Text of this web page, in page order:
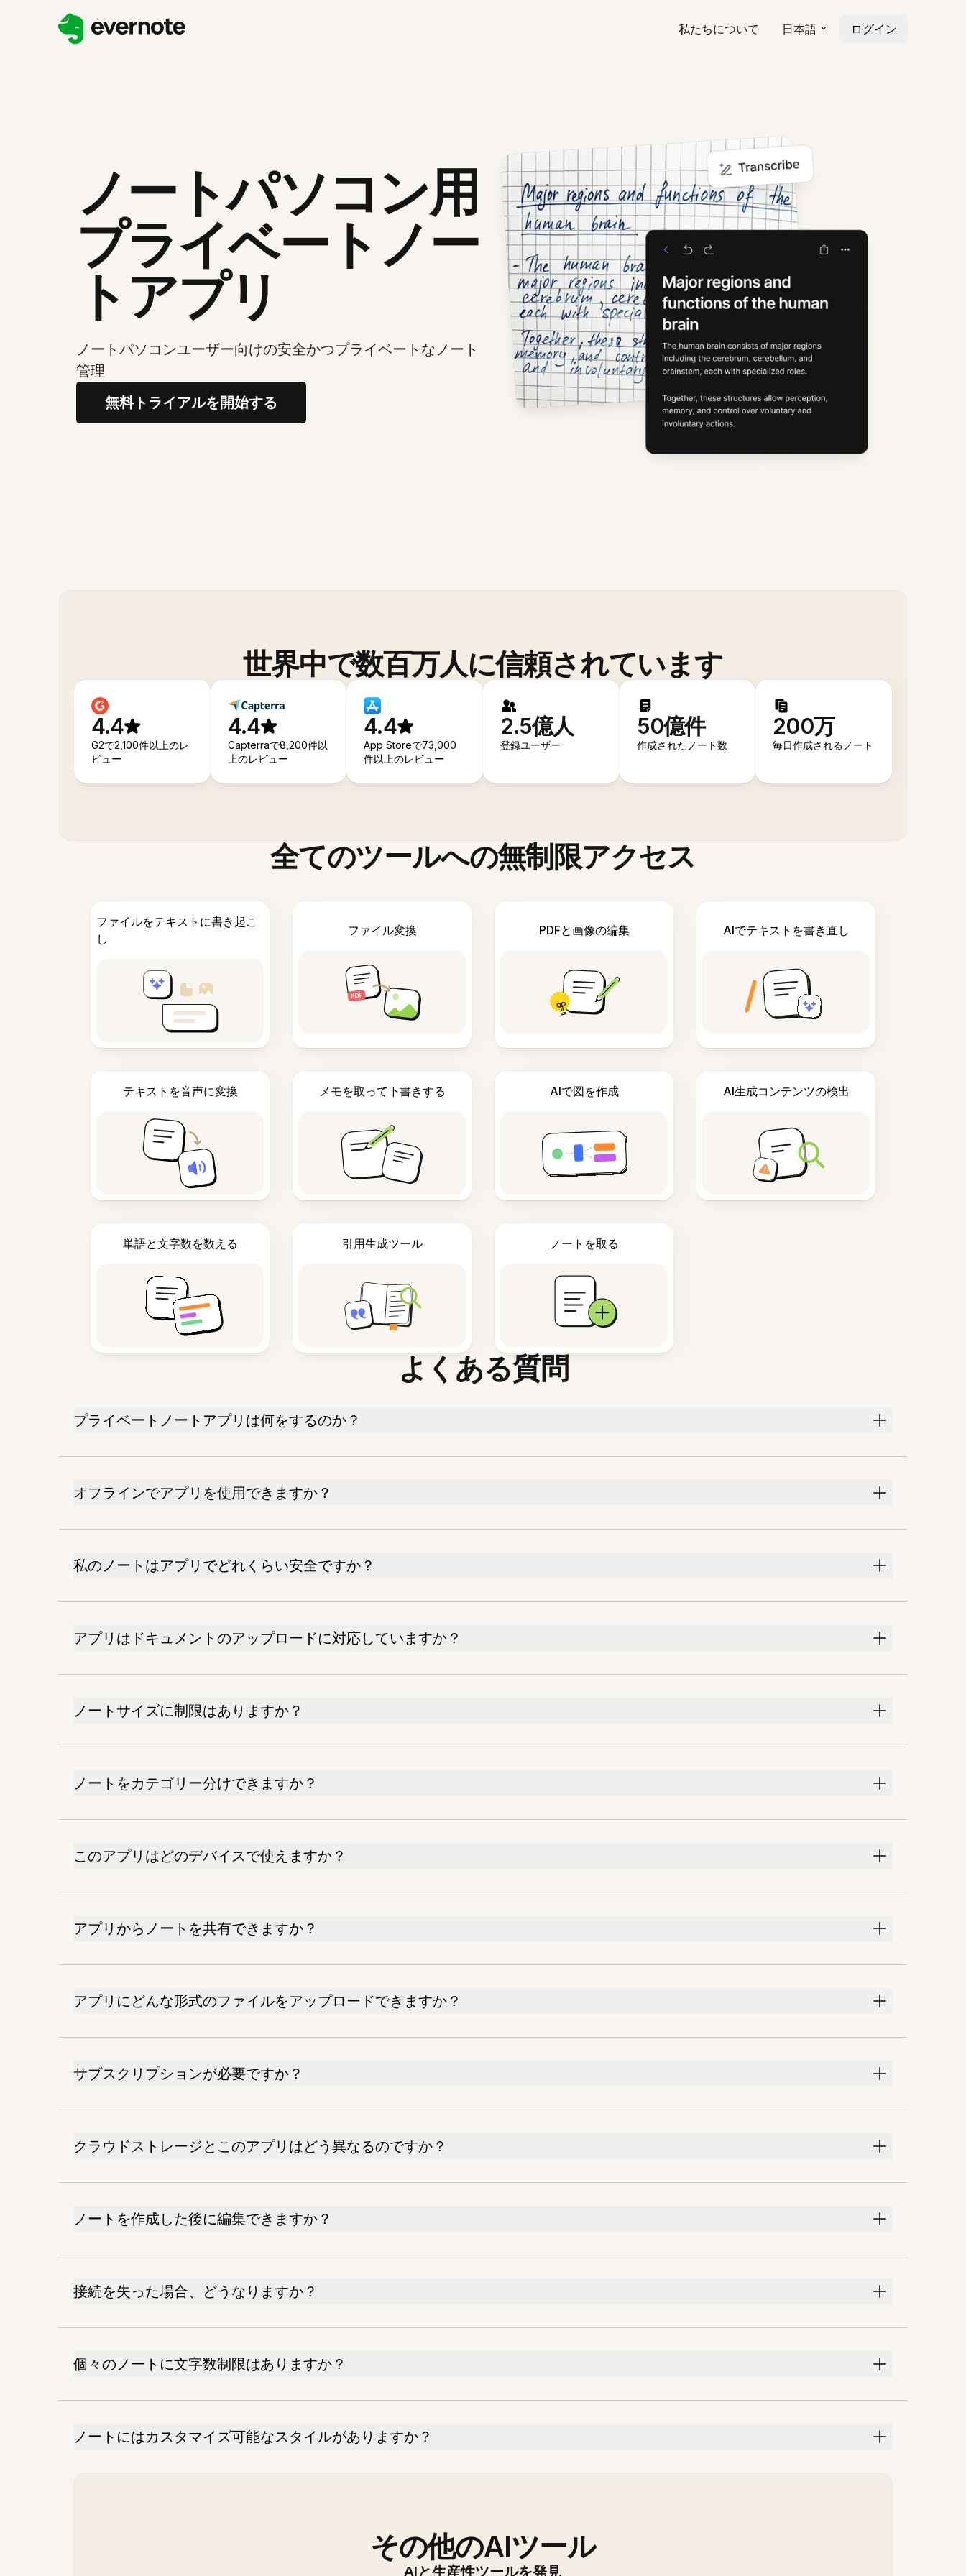
私たちについて 日本語 ログイン
ノートパソコン用
プライベートノー
トアプリ
ノートパソコンユーザー向けの安全かつプライベートなノート
管理
無料トライアルを開始する
世界中で数百万人に信頼されています
4.4
G2で2,100件以上のレ
ビュー
4.4
Capterraで8,200件以
上のレビュー
4.4
App Storeで73,000
件以上のレビュー
2.5億人
登録ユーザー
50億件
作成されたノート数
200万
毎日作成されるノート
全てのツールへの無制限アクセス
ファイルをテキストに書き起こ
し
ファイル変換 PDFと画像の編集 AIでテキストを書き直し
テキストを音声に変換 メモを取って下書きする AIで図を作成 AI生成コンテンツの検出
単語と文字数を数える 引用生成ツール ノートを取る
よくある質問
プライベートノートアプリは何をするのか？
オフラインでアプリを使用できますか？
私のノートはアプリでどれくらい安全ですか？
アプリはドキュメントのアップロードに対応していますか？
ノートサイズに制限はありますか？
ノートをカテゴリー分けできますか？
このアプリはどのデバイスで使えますか？
アプリからノートを共有できますか？
アプリにどんな形式のファイルをアップロードできますか？
サブスクリプションが必要ですか？
クラウドストレージとこのアプリはどう異なるのですか？
ノートを作成した後に編集できますか？
接続を失った場合、どうなりますか？
個々のノートに文字数制限はありますか？
ノートにはカスタマイズ可能なスタイルがありますか？
その他のAIツール
AIと生産性ツールを発見